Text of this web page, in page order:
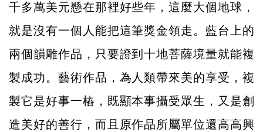
千多萬美元懸在那裡好些年，這麼大個地球，
就是沒有一個人能把這筆獎金領走。藍台上的
兩個韻雕作品，只要證到十地菩薩境量就能複
製成功。藝術作品，為人類帶來美的享受，複
製它是好事一樁，既顯本事攝受眾生，又是創
造美好的善行，而且原作品所屬單位還高高興